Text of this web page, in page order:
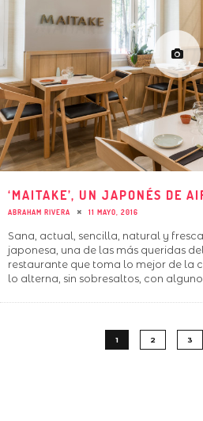
‘MAITAKE’, UN JAPONÉS DE
ABRAHAM RIVERA 11 MAYO, 2016
Sana, actual, sencilla, natural y
japonesa, una de las más queridas
restaurante que toma lo mejor de la
lo alterna, sin sobresaltos, con
1 2 3